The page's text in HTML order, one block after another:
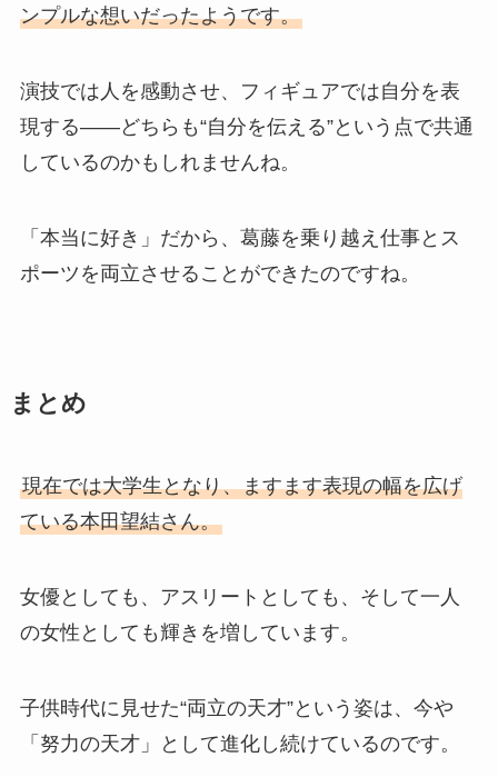
ンプルな想いだったようです。
演技では人を感動させ、フィギュアでは自分を表
現する――どちらも“自分を伝える”という点で共通
しているのかもしれませんね。
「本当に好き」だから、葛藤を乗り越え仕事とス
ポーツを両立させることができたのですね。
まとめ
現在では大学生となり、ますます表現の幅を広げ
ている本田望結さん。
女優としても、アスリートとしても、そして一人
の女性としても輝きを増しています。
子供時代に見せた“両立の天才”という姿は、今や
「努力の天才」として進化し続けているのです。